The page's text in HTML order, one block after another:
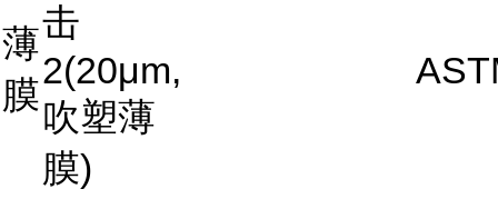
薄
膜
击
2(20μm,
吹塑薄
膜)